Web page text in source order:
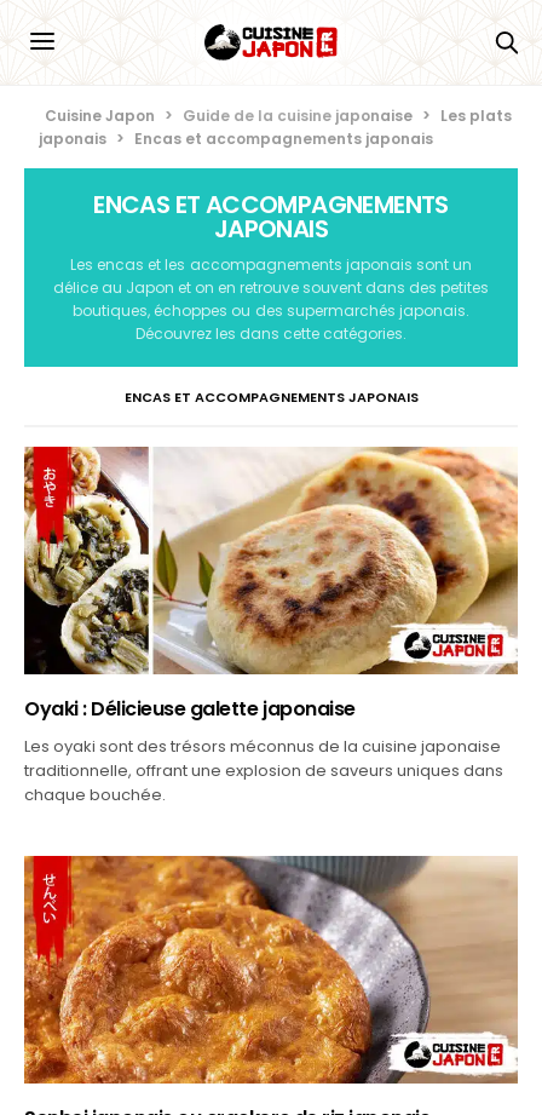
Cuisine Japon > Guide de la cuisine japonaise > Les plats
japonais > Encas et accompagnements japonais
ENCAS ET ACCOMPAGNEMENTS
JAPONAIS
Les encas et les accompagnements japonais sont un
délice au Japon et on en retrouve souvent dans des petites
boutiques, échoppes ou des supermarchés japonais.
Découvrez les dans cette catégories.
ENCAS ET ACCOMPAGNEMENTS JAPONAIS
PLATS JAPONAIS À BASE DE POISSON
PLATS JAPONAIS À BASE DE VIANDE
PLATS JAPONAIS SANS VIANDE NI POISSON
Oyaki : Délicieuse galette japonaise
Les oyaki sont des trésors méconnus de la cuisine japonaise
traditionnelle, offrant une explosion de saveurs uniques dans
chaque bouchée.